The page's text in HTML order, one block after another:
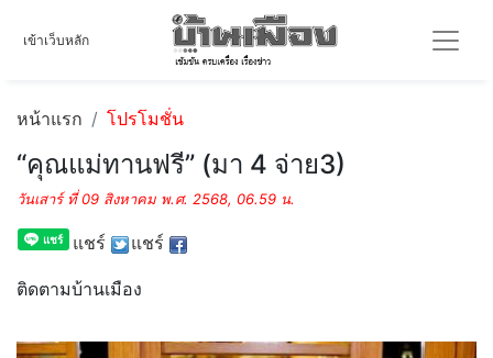
เข้าเว็บหลัก
หน้าแรก โปรโมชั่น
“คุณแม่ทานฟรี” (มา 4 จ่าย3)
วันเสาร์ ที่ 09 สิงหาคม พ.ศ. 2568, 06.59 น.
แชร์ แชร์
ติดตามบ้านเมือง